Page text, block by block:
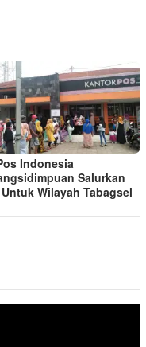
Indonesia
Salurkan
Wilayah Tabagsel